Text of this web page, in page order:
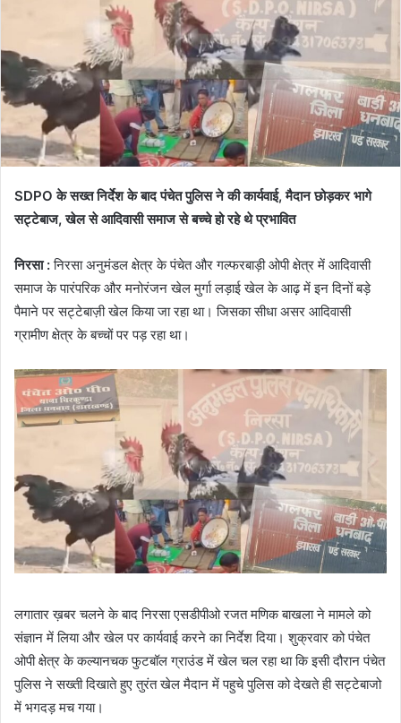
SDPO के सख्त निर्देश के बाद पंचेत पुलिस ने की कार्यवाई, मैदान छोड़कर भागे
सट्टेबाज, खेल से आदिवासी समाज से बच्चे हो रहे थे प्रभावित
निरसा :निरसा अनुमंडल क्षेत्र के पंचेत और गल्फरबाड़ी ओपी क्षेत्र में आदिवासी
समाज के पारंपरिक और मनोरंजन खेल मुर्गा लड़ाई खेल के आढ़ में इन दिनों बड़े
पैमाने पर सट्टेबाज़ी खेल किया जा रहा था। जिसका सीधा असर आदिवासी
ग्रामीण क्षेत्र के बच्चों पर पड़ रहा था।
लगातार ख़बर चलने के बाद निरसा एसडीपीओ रजत मणिक बाखला ने मामले को
संज्ञान में लिया और खेल पर कार्यवाई करने का निर्देश दिया। शुक्रवार को पंचेत
ओपी क्षेत्र के कल्यानचक फुटबॉल ग्राउंड में खेल चल रहा था कि इसी दौरान पंचेत
पुलिस ने सख्ती दिखाते हुए तुरंत खेल मैदान में पहुचे पुलिस को देखते ही सट्टेबाजो
में भगदड़ मच गया।